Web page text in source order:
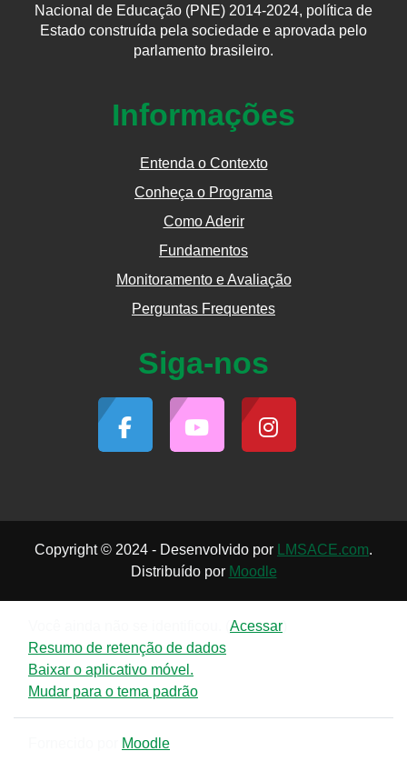
Nacional de Educação (PNE) 2014-2024, política de
Estado construída pela sociedade e aprovada pelo
parlamento brasileiro.
Informações
Entenda o Contexto
Conheça o Programa
Como Aderir
Fundamentos
Monitoramento e Avaliação
Perguntas Frequentes
Siga-nos
Copyright © 2024 - Desenvolvido por LMSACE.com.
Distribuído por Moodle
Acessar
Resumo de retenção de dados
Baixar o aplicativo móvel.
Mudar para o tema padrão
Moodle